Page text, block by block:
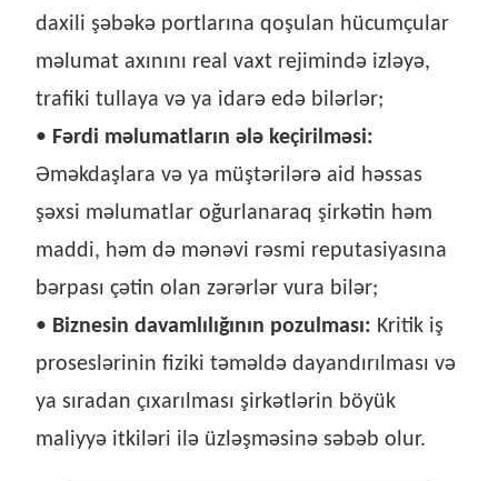
daxili şəbəkə portlarına qoşulan hücumçular
məlumat axınını real vaxt rejimində izləyə,
trafiki tullaya və ya idarə edə bilərlər;
• Fərdi məlumatların ələ keçirilməsi:
Əməkdaşlara və ya müştərilərə aid həssas
şəxsi məlumatlar oğurlanaraq şirkətin həm
maddi, həm də mənəvi rəsmi reputasiyasına
bərpası çətin olan zərərlər vura bilər;
• Biznesin davamlılığının pozulması: Kritik iş
proseslərinin fiziki təməldə dayandırılması və
ya sıradan çıxarılması şirkətlərin böyük
maliyyə itkiləri ilə üzləşməsinə səbəb olur.